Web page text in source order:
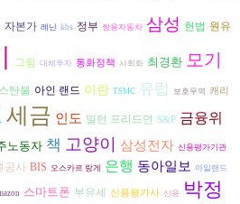
자본가 레닌 kbs 정부 쌍용자동차 삼성 헌법 원유
그림 대체투자 통화정책 사회화 최경환 모기
탄불 아인 랜드 이란 TSMC 유럽 보호무역 캐리
세금 인도 밀턴 프리드먼 S&P 금융위
노동자 책 고양이 삼성전자 신용평가기관
공사 BIS 오스카르 랑게 은행 동아일보 아일랜드
스마트폰 부유세 신용평가사 신용 박정